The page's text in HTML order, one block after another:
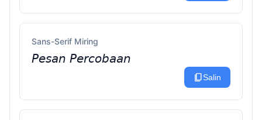
Sans-Serif Miring
𝘗𝘦𝘴𝘢𝘯 𝘗𝘦𝘳𝘤𝘰𝘣𝘢𝘢𝘯
content_copySalin